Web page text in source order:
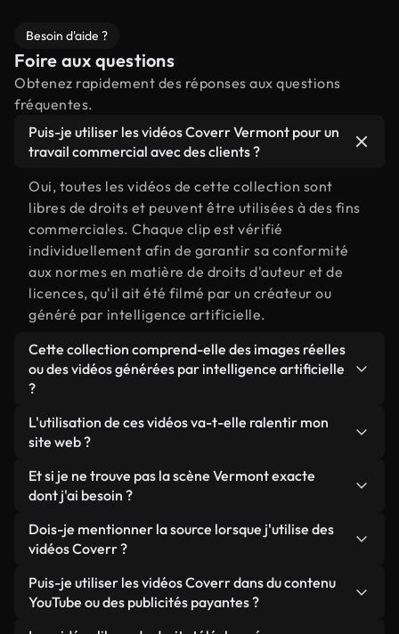
Besoin d'aide ?
Foire aux questions
Obtenez rapidement des réponses aux questions
fréquentes.
Puis-je utiliser les vidéos Coverr Vermont pour un
travail commercial avec des clients ?
Oui, toutes les vidéos de cette collection sont
libres de droits et peuvent être utilisées à des fins
commerciales. Chaque clip est vérifié
individuellement afin de garantir sa conformité
aux normes en matière de droits d'auteur et de
licences, qu'il ait été filmé par un créateur ou
généré par intelligence artificielle.
Cette collection comprend-elle des images réelles
ou des vidéos générées par intelligence artificielle
?
Les deux. Il s'agit d'une bibliothèque hybride
composée de véritables images filmées par des
générées par IA. Chaque vidéo est clairement
identifiée afin que vous sachiez toujours ce que
vous utilisez.
L'utilisation de ces vidéos va-t-elle ralentir mon
site web ?
Sauf si vous choisissez nos versions optimisées.
Nous proposons des formats légers, prêts pour le
ils conservent une qualité élevée tout en
minimisant les temps de chargement et en
améliorant des indicateurs comme le LCP.
Et si je ne trouve pas la scène Vermont exacte
dont j'ai besoin ?
Vous pouvez en créer une instantanément avec
Coverr AI Studio. Il vous suffit de décrire la scène,
Studio générera en quelques secondes une vidéo
personnalisée conforme à nos normes de licence.
Dois-je mentionner la source lorsque j'utilise des
vidéos Coverr ?
Aucune attribution n'est requise. Toutes les vidéos
de notre bibliothèque sont libres de droits et
Puis-je utiliser les vidéos Coverr dans du contenu
YouTube ou des publicités payantes ?
Oui. Toutes les séquences vidéo de Coverr peuvent